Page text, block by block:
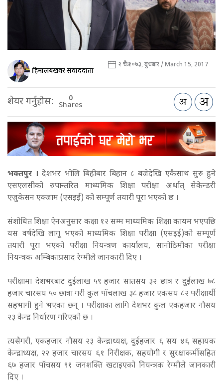
हिमालयखवर संवाददाता २ चैत्र २०७३, बुधबार / March 15, 2017
शेयर गर्नुहोस: 0
Shares
भक्तपुर । देशभर भोलि बिहीबार बिहान ८ बजेदेखि एकैसाथ सुरु हुने
एसएलसीको रुपान्तरित माध्यमिक शिक्षा परीक्षा अर्थात् सेकेन्डरी
एजुकेसन एक्जाम (एसइई) को सम्पूर्ण तयारी पूरा भएको छ ।
संशोधित शिक्षा ऐनअनुसार कक्षा १२ सम्म माध्यमिक शिक्षा कायम भएपछि
यस वर्षदेखि लागू भएको माध्यमिक शिक्षा परीक्षा (एसइई)को सम्पूर्ण
तयारी पूरा भएको परीक्षा नियन्त्रण कार्यालय, सानोठिमीका परीक्षा
नियन्त्रक अम्बिकाप्रसाद रेग्मीले जानकारी दिए ।
परीक्षामा देशभरबाट दुईलाख ५९ हजार सातसय ३२ छात्र र दुईलाख ७८
हजार चारसय ५० छात्रा गरी कुल पाँचलाख ३८ हजार एकसय ८२ परीक्षार्थी
सहभागी हुने भएका छन् । परीक्षाका लागि देशभर कुल एकहजार नौसय
२३ केन्द्र निर्धारण गरिएको छ ।
त्यसैगरी, एकहजार नौसय २३ केन्द्राध्यक्ष, दुईहजार ६ सय ४६ सहायक
केन्द्राध्यक्ष, २२ हजार चारसय ६१ निरीक्षक, सहयोगी र सुरक्षाकर्मीसहित
६७ हजार पाँचसय ९१ जनशक्ति खटाइएको नियन्त्रक रेग्मीले जानकारी
दिए ।